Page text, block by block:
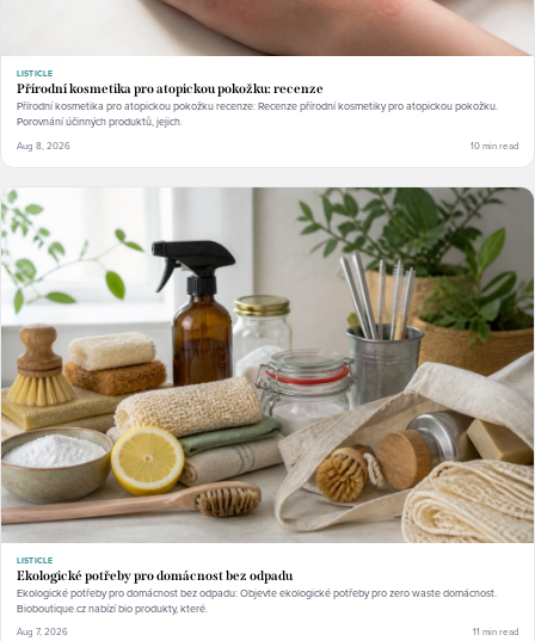
LISTICLE
Přírodní kosmetika pro atopickou pokožku: recenze
Přírodní kosmetika pro atopickou pokožku recenze: Recenze přírodní kosmetiky pro atopickou pokožku.
Porovnání účinných produktů, jejich.
Aug 8, 2026 10 min read
LISTICLE
Ekologické potřeby pro domácnost bez odpadu
Ekologické potřeby pro domácnost bez odpadu: Objevte ekologické potřeby pro zero waste domácnost.
Bioboutique.cz nabízí bio produkty, které.
Aug 7, 2026 11 min read